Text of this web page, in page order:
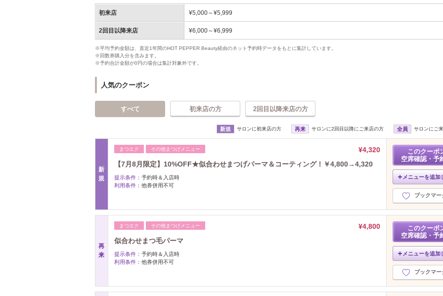
初来店 ¥5,000～¥5,999
2回目以降来店 ¥6,000～¥6,999
※平均予約金額は、直近1年間のHOT PEPPER Beauty経由のネット予約時データをもとに集計しています。
※回数券購入分を含みます。
※予約合計金額が0円の場合は集計対象外です。
人気のクーポン
すべて 初来店の方 2回目以降来店の方
新規 サロンに初来店の方 再来 サロンに2回目以降にご来店の方 全員 サロンにご
新
規
まつエク その他まつげメニュー
¥4,320
【7月8月限定】10%OFF★似合わせまつげパーマ＆コーティング！￥4,800→4,320
提示条件： 予約時＆入店時
利用条件： 他券併用不可
このクーポ
空席確認・予
メニューを追加
ブックマー
再
来
まつエク その他まつげメニュー
¥4,800
似合わせまつ毛パーマ
提示条件： 予約時＆入店時
利用条件： 他券併用不可
このクーポ
空席確認・予
メニューを追加
ブックマー